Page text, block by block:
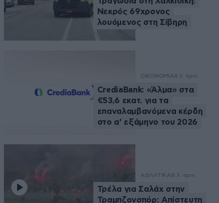
Νεκρός 69χρονος
λουόμενος στη Σίβηρη
ΟΙΚΟΝΟΜΙΑ8 λ. πριν
CrediaBank: «Άλμα» στα
€53,6 εκατ. για τα
επαναλαμβανόμενα κέρδη
στο α’ εξάμηνο του 2026
ΑΘΛΗΤΙΚΑ8 λ. πριν
Τρέλα για Σαλάχ στην
Τραμπζονσπόρ: Απίστευτη